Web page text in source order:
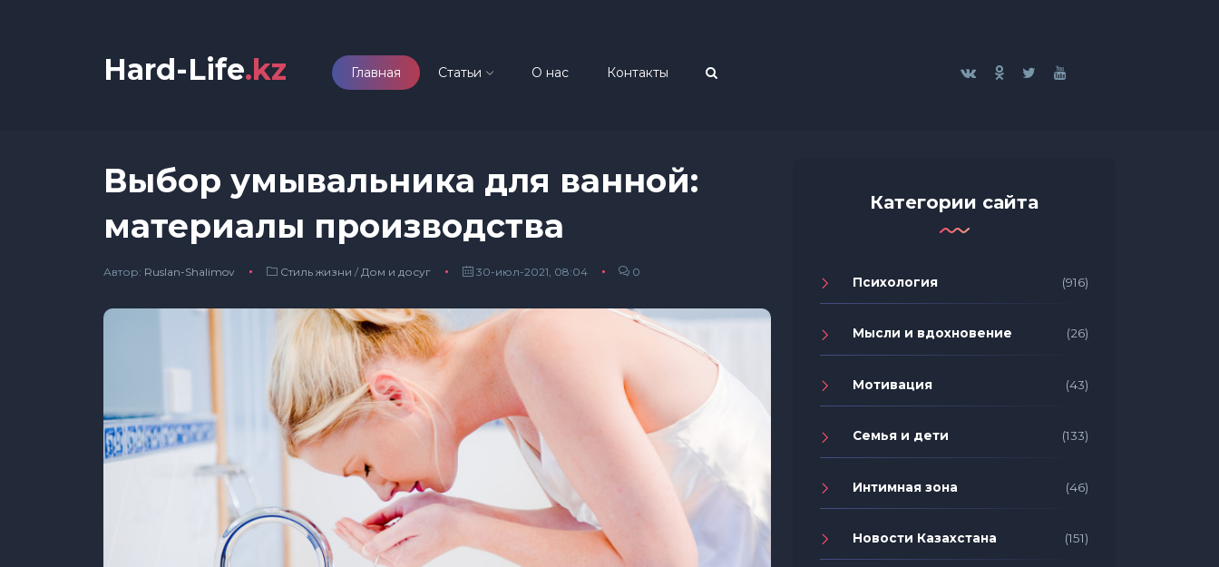
Hard-Life.kz Главная Статьи О нас Контакты
Выбор умывальника для ванной:
материалы производства
Автор: Ruslan-Shalimov Стиль жизни / Дом и досуг 30-июл-2021, 08:04 0
Категории сайта
Психология (916)
Мысли и вдохновение (26)
Мотивация (43)
Семья и дети (133)
Интимная зона (46)
Новости Казахстана (151)